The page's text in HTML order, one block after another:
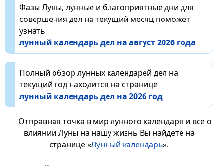
Фазы Луны, лунные и благоприятные дни для
совершения дел на текущий месяц поможет
узнать
лунный календарь дел на август 2026 года
Полный обзор лунных календарей дел на
текущий год находится на странице
лунный календарь дел на 2026 год
Отправная точка в мир лунного календаря и все о
влиянии Луны на нашу жизнь Вы найдете на
странице «Лунный календарь».